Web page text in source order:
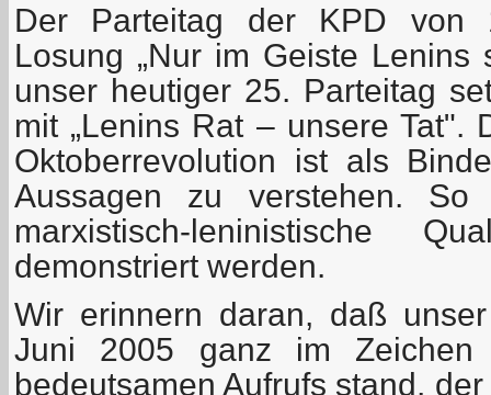
Der Parteitag der KPD von
Losung „Nur im Geiste
unser heutiger 25. Parteitag
mit „Lenins Rat – unsere Tat".
Oktoberrevolution ist als
Aussagen zu verstehen.
marxistisch-leninistische
demonstriert werden.
Wir erinnern daran, daß
Juni 2005 ganz im Zeichen
bedeutsamen Aufrufs stand,